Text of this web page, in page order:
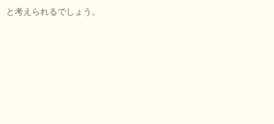
と考えられるでしょう。